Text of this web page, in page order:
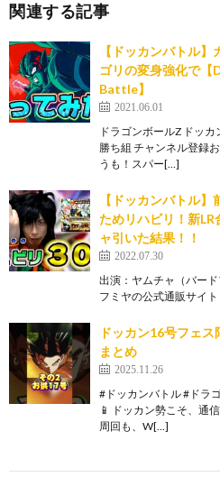
関連する記事
【ドッカンバトル
ゴリの変身強化で
Battle】
2021.06.01
ドラゴンボールZ ドッ
勝ち組 チャンネル登録
うも！スパー[…]
【ドッカンバトル
ためリハビリ！新
ャ引いた結果！！
2022.07.30
出演：ヤムチャ（バー
フミヤの公式通販サイ
ドッカン16号フェ
まとめ
2025.11.26
#ドッカンバトル #ドラ
📱 ドッカン勢こそ、通
周回も、W[…]